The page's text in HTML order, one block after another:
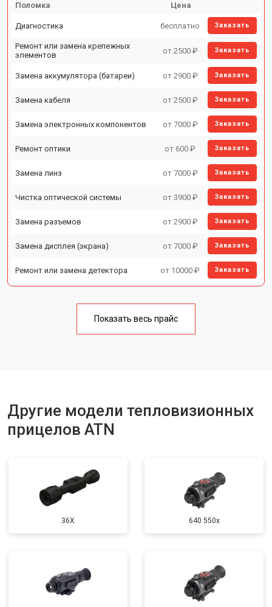
Поломка Цена
Диагностика бесплатно Заказать
Ремонт или замена крепежных
элементов
от 2500 ₽ Заказать
Замена аккумулятора (батареи) от 2900 ₽ Заказать
Замена кабеля от 2500 ₽ Заказать
Замена электронных компонентов от 7000 ₽ Заказать
Ремонт оптики от 600 ₽ Заказать
Замена линз от 7000 ₽ Заказать
Чистка оптической системы от 3900 ₽ Заказать
Замена разъемов от 2900 ₽ Заказать
Замена дисплея (экрана) от 7000 ₽ Заказать
Ремонт или замена детектора от 10000 ₽ Заказать
Показать весь прайс
Другие модели тепловизионных
прицелов ATN
36X 640 550x